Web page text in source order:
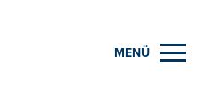
MENÜ